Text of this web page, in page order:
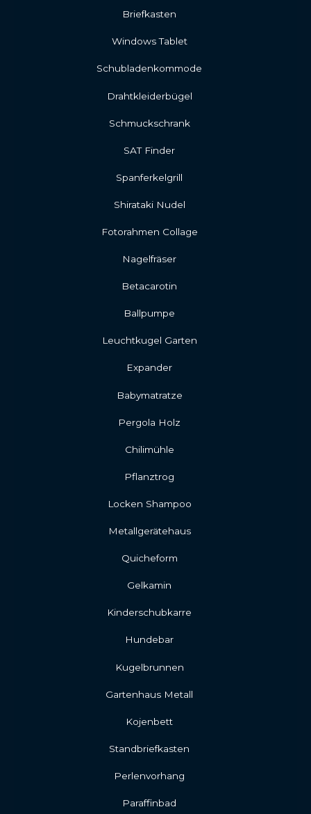
Briefkasten
Windows Tablet
Schubladenkommode
Drahtkleiderbügel
Schmuckschrank
SAT Finder
Spanferkelgrill
Shirataki Nudel
Fotorahmen Collage
Nagelfräser
Betacarotin
Ballpumpe
Leuchtkugel Garten
Expander
Babymatratze
Pergola Holz
Chilimühle
Pflanztrog
Locken Shampoo
Metallgerätehaus
Quicheform
Gelkamin
Kinderschubkarre
Hundebar
Kugelbrunnen
Gartenhaus Metall
Kojenbett
Standbriefkasten
Perlenvorhang
Paraffinbad